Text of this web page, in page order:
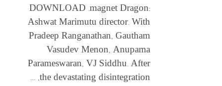
DOWNLOAD .magnet Dragon:
Ashwat Marimutu director. With
Pradeep Ranganathan, Gautham
Vasudev Menon, Anupama
Parameswaran, VJ Siddhu. After
the devastating disintegration, …